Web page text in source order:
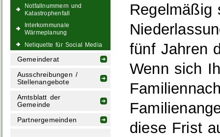
Notfallnummern und
Katastrophenfall
Interkommunale
Wärmeplanung
Netiquette für Social Media
Gemeinderat
Ausschreibungen /
Stellenangebote
Amtsblatt der
Gemeinde
Partnergemeinden
Regelmäßig
fünf Jahren
Wenn sich
diese Frist